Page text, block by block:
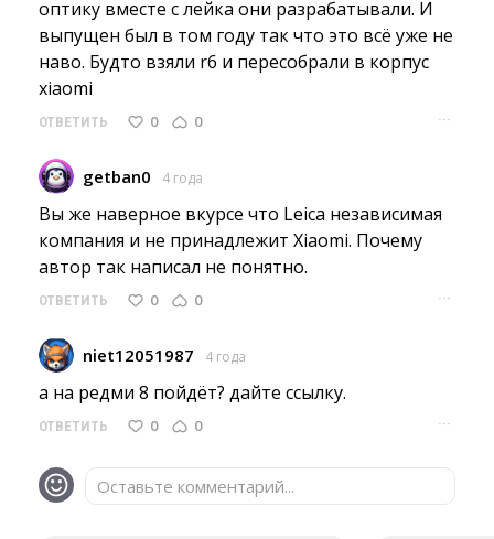
оптику вместе с лейка они разрабатывали. И
выпущен был в том году так что это всё уже не
наво. Будто взяли r6 и пересобрали в корпус
xiaomi
ОТВЕТИТЬ 0 0 ···
getban0 4 года
Вы же наверное вкурсе что Leica независимая
компания и не принадлежит Xiaomi. Почему
автор так написал не понятно.
ОТВЕТИТЬ 0 0 ···
niet12051987 4 года
а на редми 8 пойдёт? дайте ссылку.
ОТВЕТИТЬ 0 0 ···
Оставьте комментарий...